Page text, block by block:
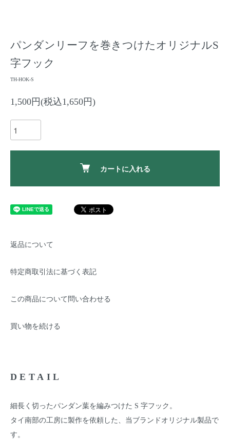
パンダンリーフを巻きつけたオリジナルS
字フック
TH-HOK-S
1,500円(税込1,650円)
カートに入れる
返品について
特定商取引法に基づく表記
この商品について問い合わせる
買い物を続ける
DETAIL
細長く切ったパンダン葉を編みつけた S 字フック。
タイ南部の工房に製作を依頼した、当ブランドオリジナル製品で
す。